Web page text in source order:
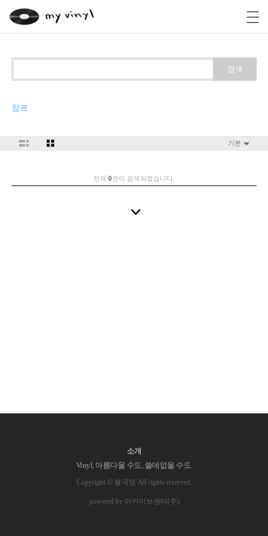
검색
장르
기본
전체 0건이 검색되었습니다.
소개
Vinyl, 아름다울 수도, 쓸데없을 수도.
Copyright © 불국영 All rights reserved.
powered by 아카이브센터(주)